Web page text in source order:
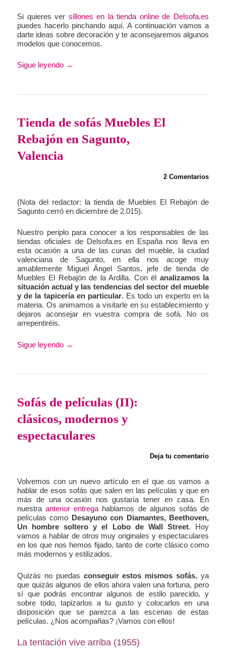
Si quieres ver sillones en la tienda online de Delsofa.es
puedes hacerlo pinchando aquí. A continuación vamos a
darte ideas sobre decoración y te aconsejaremos algunos
modelos que conocemos.
Sigue leyendo →
Tienda de sofás Muebles El
Rebajón en Sagunto,
Valencia
2 Comentarios
(Nota del redactor: la tienda de Muebles El Rebajón de
Sagunto cerró en diciembre de 2.015).
Nuestro periplo para conocer a los responsables de las
tiendas oficiales de Delsofa.es en España nos lleva en
esta ocasión a una de las cunas del mueble, la ciudad
valenciana de Sagunto, en ella nos acoge muy
amablemente Miguel Ángel Santos, jefe de tienda de
Muebles El Rebajón de la Ardilla. Con él analizamos la
situación actual y las tendencias del sector del mueble
y de la tapicería en particular. Es todo un experto en la
materia. Os animamos a visitarle en su establecimiento y
dejaros aconsejar en vuestra compra de sofá. No os
arrepentiréis.
Sigue leyendo →
Sofás de películas (II):
clásicos, modernos y
espectaculares
Deja tu comentario
Volvemos con un nuevo artículo en el que os vamos a
hablar de esos sofás que salen en las películas y que en
más de una ocasión nos gustaría tener en casa. En
nuestraanterior entregahablamos de algunos sofás de
películas como Desayuno con Diamantes, Beethoven,
Un hombre soltero y el Lobo de Wall Street. Hoy
vamos a hablar de otros muy originales y espectaculares
en los que nos hemos fijado, tanto de corte clásico como
más modernos y estilizados.
Quizás no puedas conseguir estos mismos sofás, ya
que quizás algunos de ellos ahora valen una fortuna, pero
sí que podrás encontrar algunos de estilo parecido, y
sobre todo, tapizarlos a tu gusto y colocarlos en una
disposición que se parezca a las escenas de estas
películas. ¿Nos acompañas? ¡Vamos con ellos!
La tentación vive arriba (1955)